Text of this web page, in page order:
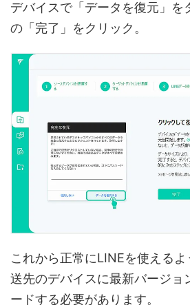
デバイスで「データを復元」を
の「完了」をクリック。
これから正常にLINEを使える
送先のデバイスに最新バージョ
ードする必要があります。